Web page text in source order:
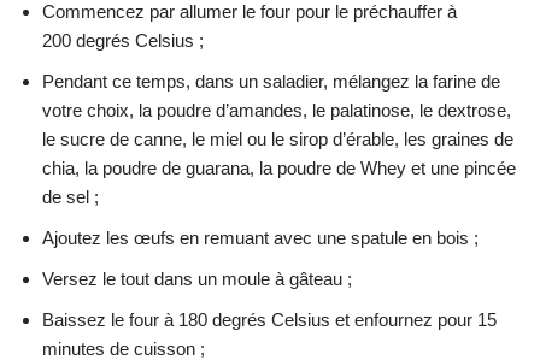
Commencez par allumer le four pour le préchauffer à
200 degrés Celsius ;
Pendant ce temps, dans un saladier, mélangez la farine de
votre choix, la poudre d’amandes, le palatinose, le dextrose,
le sucre de canne, le miel ou le sirop d’érable, les graines de
chia, la poudre de guarana, la poudre de Whey et une pincée
de sel ;
Ajoutez les œufs en remuant avec une spatule en bois ;
Versez le tout dans un moule à gâteau ;
Baissez le four à 180 degrés Celsius et enfournez pour 15
minutes de cuisson ;